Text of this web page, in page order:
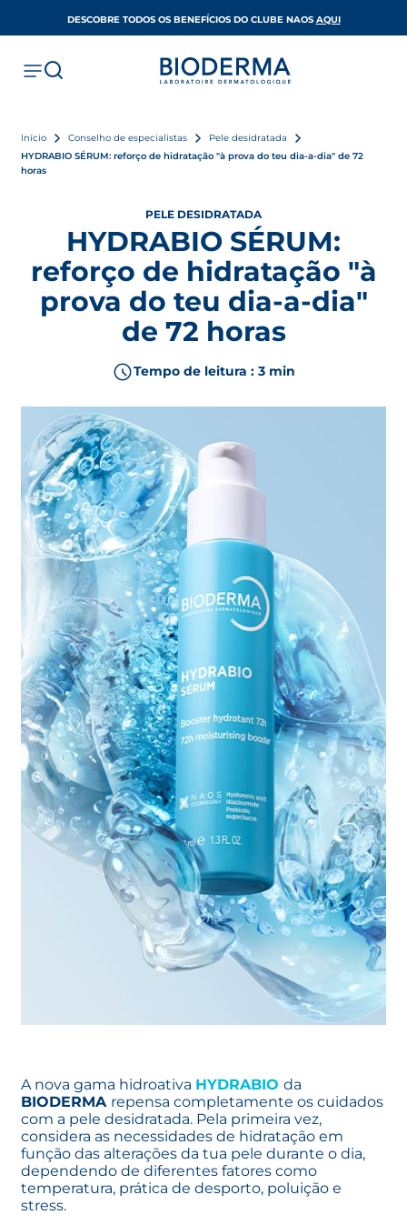
DESCOBRE TODOS OS BENEFÍCIOS DO CLUBE NAOS AQUIOPENS IN A
Início Conselho de especialistas
Pele desidratada
HYDRABIO SÉRUM: reforço de hidratação "à prova do teu dia-a-dia" de 72
horas
PELE DESIDRATADA
HYDRABIO SÉRUM:
reforço de hidratação "à
prova do teu dia-a-dia"
de 72 horas
Tempo de leitura : 3 min
A nova gama hidroativa HYDRABIO da
BIODERMA repensa completamente os cuidados
com a pele desidratada. Pela primeira vez,
considera as necessidades de hidratação em
função das alterações da tua pele durante o dia,
dependendo de diferentes fatores como
temperatura, prática de desporto, poluição e
stress.